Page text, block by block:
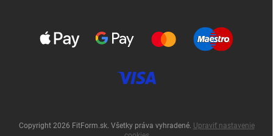
Copyright 2026 FitForm.sk. Všetky práva vyhradené. Upraviť nastavenie